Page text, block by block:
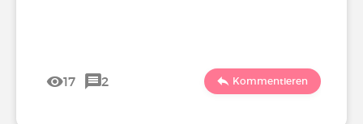
17 2 Kommentieren